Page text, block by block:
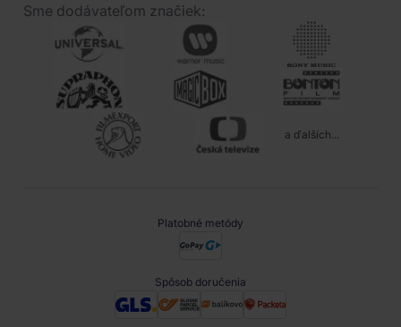
Sme dodávateľom značiek:
a ďalších...
Platobné metódy
Spôsob doručenia